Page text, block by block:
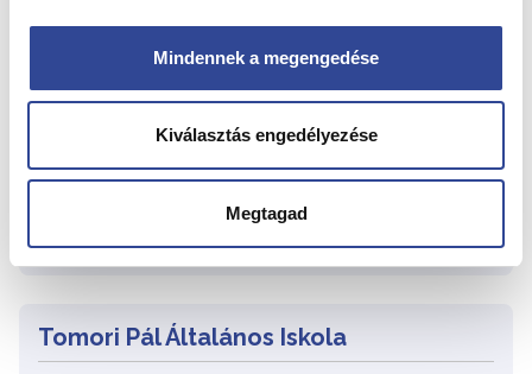
Mindennek a megengedése
Kiválasztás engedélyezése
Megtagad
1138 Budapest, Gyöngyösi stny. 7.
Védőnő neve
Labáth Sándorné
(1) 340 2556
Védőnő telefonszáma
(70) 775 8593
Tomori Pál Általános Iskola